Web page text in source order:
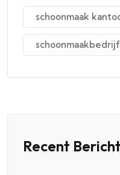
schoonmaak
Recent Bericht